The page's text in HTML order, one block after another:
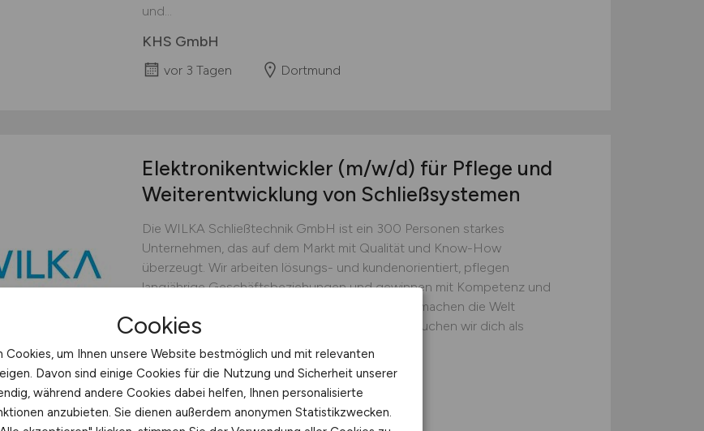
und...
KHS GmbH
vor 3 Tagen Dortmund
Elektronikentwickler (m/w/d) für Pflege und
Weiterentwicklung von Schließsystemen
Die WILKA Schließtechnik GmbH ist ein 300 Personen starkes
Unternehmen, das auf dem Markt mit Qualität und Know-How
überzeugt. Wir arbeiten lösungs- und kundenorientiert, pflegen
langjährige Geschäftsbeziehungen und gewinnen mit Kompetenz und
Zuverlässigkeit ständig neue Kunden hinzu. Wir machen die Welt
einfach sicher - mit großen Ambitionen! Daher suchen wir dich als
Elektronikentwickler...
WILKA Schließtechnik GmbH
vor 3 Tagen Velbert
Cookies
Cookies, um Ihnen unsere Website bestmöglich und mit relevanten
Davon sind einige Cookies für die Nutzung und Sicherheit unserer
während andere Cookies dabei helfen, Ihnen personalisierte
anzubieten. Sie dienen außerdem anonymen Statistikzwecken.